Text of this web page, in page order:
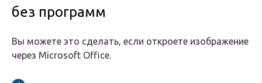
без программ
Вы можете это сделать, если откроете изображение
через Microsoft Office.